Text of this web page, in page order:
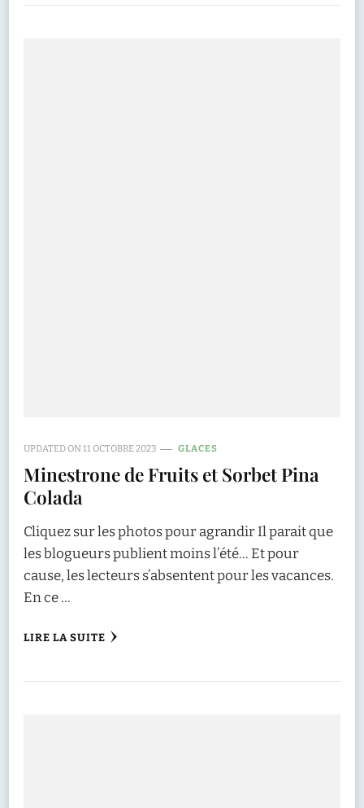
UPDATED ON11 OCTOBRE 2023 GLACES
Minestrone de Fruits et Sorbet Pina
Colada
Cliquez sur les photos pour agrandir Il parait que
les blogueurs publient moins l’été… Et pour
cause, les lecteurs s’absentent pour les vacances.
En ce …
LIRE LA SUITE